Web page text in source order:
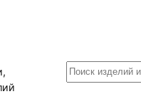
Поиск